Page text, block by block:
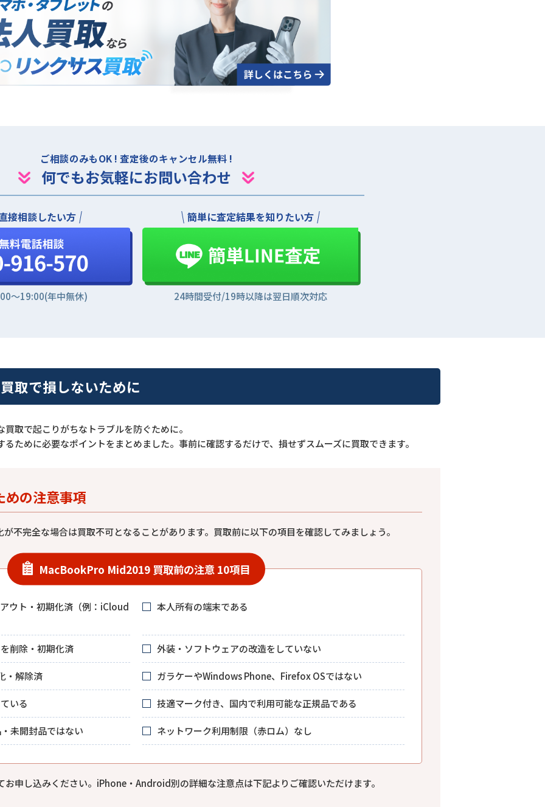
法人買取について
ご相談のみもOK ! 査定後のキャンセル無料 !
何でもお気軽にお問い合わせ
接相談したい方
〜19:00(年中無休)
簡単に査定結果を知りたい方
24時間受付/19時以降は翌日順次対応
取で損しないために
取で起こりがちなトラブルを防ぐために。
ために必要なポイントをまとめました。事前に確認するだけで、損せずスムーズに買取できます。
めの注意事項
不完全な場合は買取不可となることがあります。買取前に以下の項目を確認してみましょう。
MacBookPro Mid2019 買取前の注意 10項目
ウト・初期化済（例：iCloud 本人所有の端末である
削除・初期化済 外装・ソフトウェアの改造をしていない
・解除済 ガラケーやWindows Phone、Firefox OSではない
いる 技適マーク付き、国内で利用可能な正規品である
未開封品ではない ネットワーク利用制限（赤ロム）なし
申し込みください。iPhone・Android別の詳細な注意点は下記よりご確認いただけます。